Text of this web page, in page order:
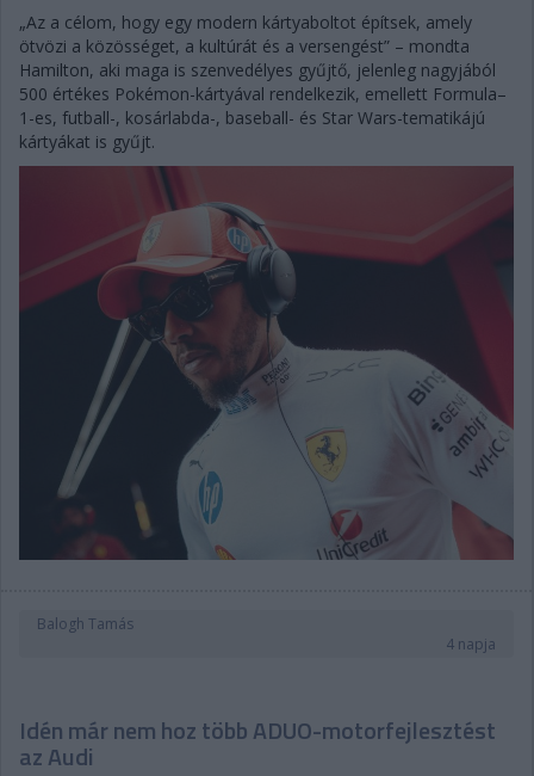
„Az a célom, hogy egy modern kártyaboltot építsek, amely
ötvözi a közösséget, a kultúrát és a versengést” – mondta
Hamilton, aki maga is szenvedélyes gyűjtő, jelenleg nagyjából
500 értékes Pokémon-kártyával rendelkezik, emellett Formula–
1-es, futball-, kosárlabda-, baseball- és Star Wars-tematikájú
kártyákat is gyűjt.
Balogh Tamás
4 napja
Idén már nem hoz több ADUO-motorfejlesztést
az Audi